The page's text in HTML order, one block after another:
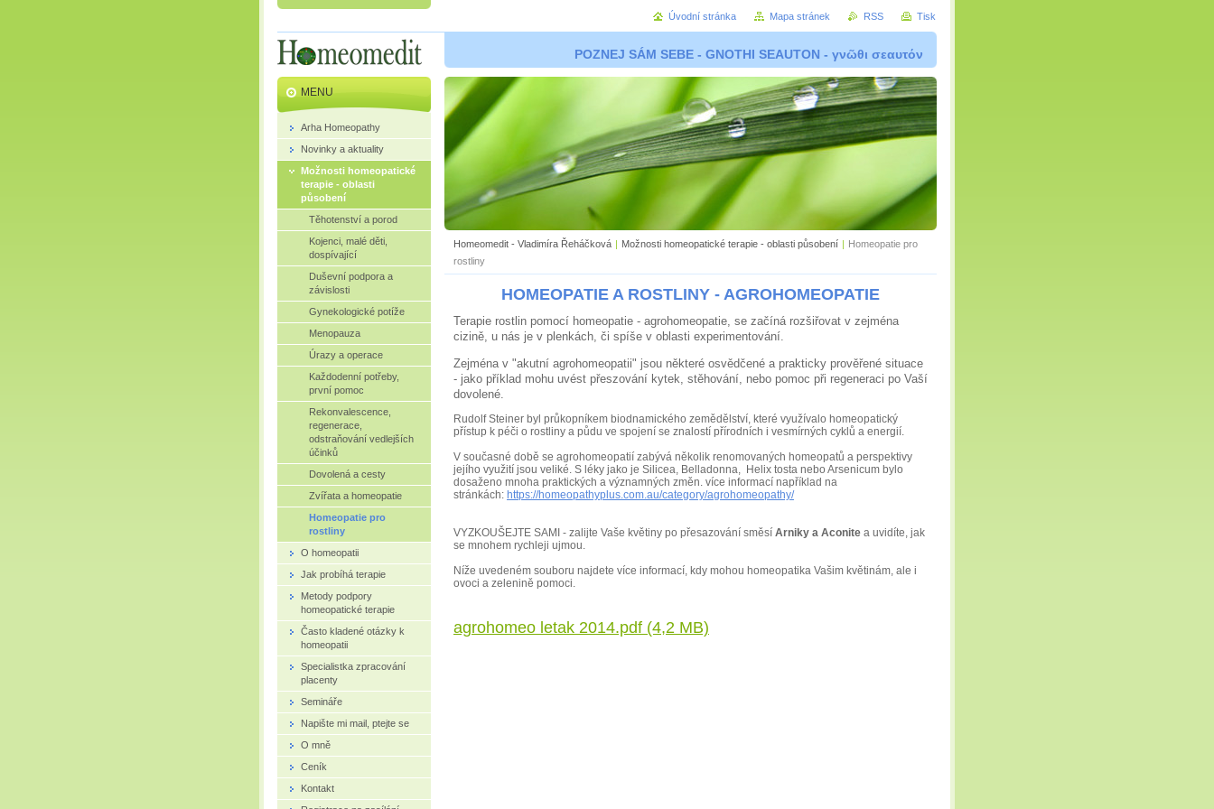
POZNEJ SÁM SEBE - GNOTHI SEAUTON - γνῶθι σεαυτόν
Homeomedit - Vladimíra Řeháčková | Možnosti homeopatické terapie - oblasti působení | Homeopatie pro
rostliny
HOMEOPATIE A ROSTLINY - AGROHOMEOPATIE
Terapie rostlin pomocí homeopatie - agrohomeopatie, se začíná rozšiřovat v zejména
cizině, u nás je v plenkách, či spíše v oblasti experimentování.
Zejména v "akutní agrohomeopatii" jsou některé osvědčené a prakticky prověřené situace
- jako příklad mohu uvést přeszování kytek, stěhování, nebo pomoc při regeneraci po Vaší
dovolené.
Rudolf Steiner byl průkopníkem biodnamického zemědělství, které využívalo homeopatický
přístup k péči o rostliny a půdu ve spojení se znalostí přírodních i vesmírných cyklů a energií.
V současné době se agrohomeopatií zabývá několik renomovaných homeopatů a perspektivy
jejího využití jsou veliké. S léky jako je Silicea, Belladonna, Helix tosta nebo Arsenicum bylo
dosaženo mnoha praktických a významných změn. více informací například na
stránkách: https://homeopathyplus.com.au/category/agrohomeopathy/
VYZKOUŠEJTE SAMI - zalijte Vaše květiny po přesazování směsí Arniky a Aconite a uvidíte, jak
se mnohem rychleji ujmou.
Níže uvedeném souboru najdete více informací, kdy mohou homeopatika Vašim květinám, ale i
ovoci a zelenině pomoci.
agrohomeo letak 2014.pdf (4,2 MB)
MENU
Arha Homeopathy
Novinky a aktuality
Možnosti homeopatické
terapie - oblasti
působení
Těhotenství a porod
Kojenci, malé děti,
dospívající
Duševní podpora a
závislosti
Gynekologické potíže
Menopauza
Úrazy a operace
Každodenní potřeby,
první pomoc
Rekonvalescence,
regenerace,
odstraňování vedlejších
účinků
Dovolená a cesty
Zvířata a homeopatie
Homeopatie pro
rostliny
O homeopatii
Jak probíhá terapie
Metody podpory
homeopatické terapie
Často kladené otázky k
homeopatii
Specialistka zpracování
placenty
Semináře
Napište mi mail, ptejte se
O mně
Ceník
Kontakt
Úvodní stránka Mapa stránek RSS Tisk